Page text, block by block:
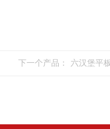
下一个产品：